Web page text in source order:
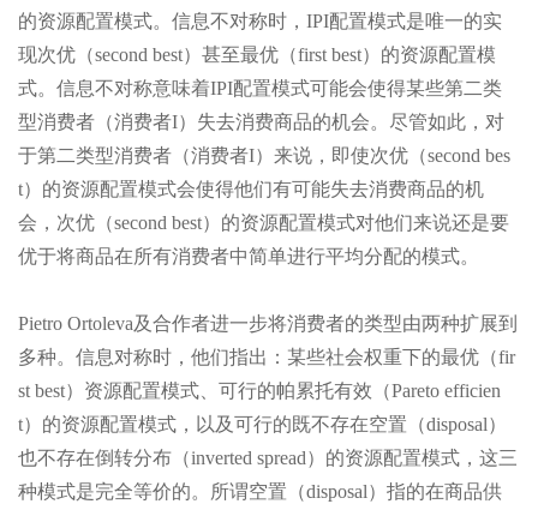
的资源配置模式。信息不对称时，IPI配置模式是唯一的实
现次优（second best）甚至最优（first best）的资源配置模
式。信息不对称意味着IPI配置模式可能会使得某些第二类
型消费者（消费者I）失去消费商品的机会。尽管如此，对
于第二类型消费者（消费者I）来说，即使次优（second bes
t）的资源配置模式会使得他们有可能失去消费商品的机
会，次优（second best）的资源配置模式对他们来说还是要
优于将商品在所有消费者中简单进行平均分配的模式。
Pietro Ortoleva及合作者进一步将消费者的类型由两种扩展到
多种。信息对称时，他们指出：某些社会权重下的最优（fir
st best）资源配置模式、可行的帕累托有效（Pareto efficien
t）的资源配置模式，以及可行的既不存在空置（disposal）
也不存在倒转分布（inverted spread）的资源配置模式，这三
种模式是完全等价的。所谓空置（disposal）指的在商品供